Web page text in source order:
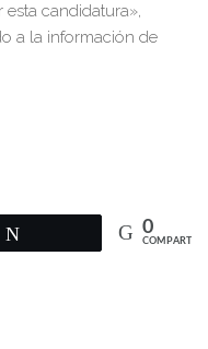
candidatura»,
a la información de
0
COMPARTIR